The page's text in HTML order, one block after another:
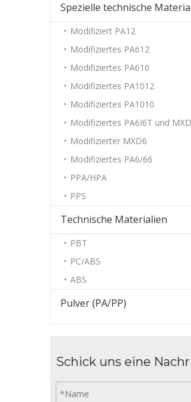
Modifiziert PA12
Modifiziertes PA612
Modifiziertes PA610
Modifiziertes PA1012
Modifiziertes PA1010
Modifiziertes PA6I6T und
Modifizierter MXD6
Modifiziertes PA6/66
PPA/HPA
PPS
Technische Materialien
PBT
PC/ABS
ABS
Pulver (PA/PP)
Schick uns eine